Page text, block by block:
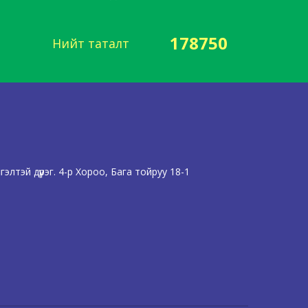
Нийт таталт 178750
дүүрэг. 4-р Хороо, Бага тойруу 18-1